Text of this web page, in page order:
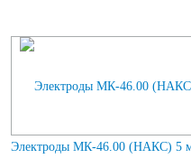
Электроды МК-46.00 (НАКС) 5